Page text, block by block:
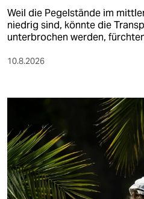
Weil die Pegelstände im
niedrig sind, könnte die
unterbrochen werden,
10.8.2026